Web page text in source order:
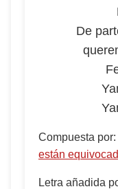
De
Compuesta por:
están
Letra añadida